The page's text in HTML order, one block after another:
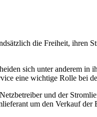
die Freiheit, ihren
sich unter anderem
eine wichtige Rolle bei
und der
um den Verkauf